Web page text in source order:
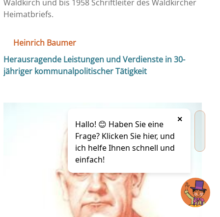
Waldkirch und bis 1958 Schriftleiter des Waldkircher
Heimatbriefs.
Heinrich Baumer
Herausragende Leistungen und Verdienste in 30-
jähriger kommunalpolitischer Tätigkeit
Hallo! 😊 Haben Sie eine
Frage? Klicken Sie hier, und
ich helfe Ihnen schnell und
einfach!
×